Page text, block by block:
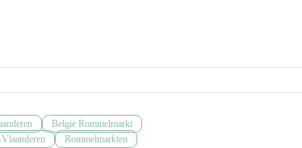
Belgie Rommelmarkt
Rommelmarkten